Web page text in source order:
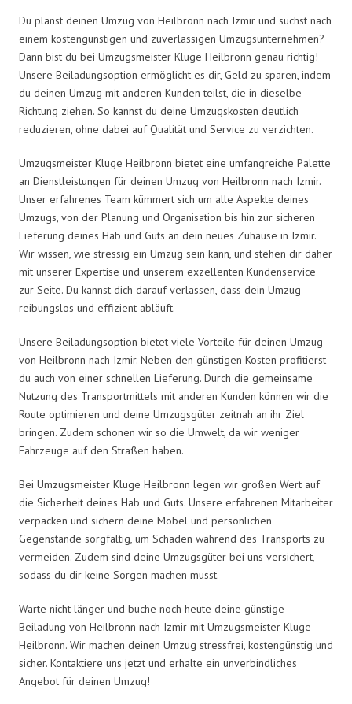
Du planst deinen Umzug von Heilbronn nach Izmir und suchst nach
einem kostengünstigen und zuverlässigen Umzugsunternehmen?
Dann bist du bei Umzugsmeister Kluge Heilbronn genau richtig!
Unsere Beiladungsoption ermöglicht es dir, Geld zu sparen, indem
du deinen Umzug mit anderen Kunden teilst, die in dieselbe
Richtung ziehen. So kannst du deine Umzugskosten deutlich
reduzieren, ohne dabei auf Qualität und Service zu verzichten.
Umzugsmeister Kluge Heilbronn bietet eine umfangreiche Palette
an Dienstleistungen für deinen Umzug von Heilbronn nach Izmir.
Unser erfahrenes Team kümmert sich um alle Aspekte deines
Umzugs, von der Planung und Organisation bis hin zur sicheren
Lieferung deines Hab und Guts an dein neues Zuhause in Izmir.
Wir wissen, wie stressig ein Umzug sein kann, und stehen dir daher
mit unserer Expertise und unserem exzellenten Kundenservice
zur Seite. Du kannst dich darauf verlassen, dass dein Umzug
reibungslos und effizient abläuft.
Unsere Beiladungsoption bietet viele Vorteile für deinen Umzug
von Heilbronn nach Izmir. Neben den günstigen Kosten profitierst
du auch von einer schnellen Lieferung. Durch die gemeinsame
Nutzung des Transportmittels mit anderen Kunden können wir die
Route optimieren und deine Umzugsgüter zeitnah an ihr Ziel
bringen. Zudem schonen wir so die Umwelt, da wir weniger
Fahrzeuge auf den Straßen haben.
Bei Umzugsmeister Kluge Heilbronn legen wir großen Wert auf
die Sicherheit deines Hab und Guts. Unsere erfahrenen Mitarbeiter
verpacken und sichern deine Möbel und persönlichen
Gegenstände sorgfältig, um Schäden während des Transports zu
vermeiden. Zudem sind deine Umzugsgüter bei uns versichert,
sodass du dir keine Sorgen machen musst.
Warte nicht länger und buche noch heute deine günstige
Beiladung von Heilbronn nach Izmir mit Umzugsmeister Kluge
Heilbronn. Wir machen deinen Umzug stressfrei, kostengünstig und
sicher. Kontaktiere uns jetzt und erhalte ein unverbindliches
Angebot für deinen Umzug!